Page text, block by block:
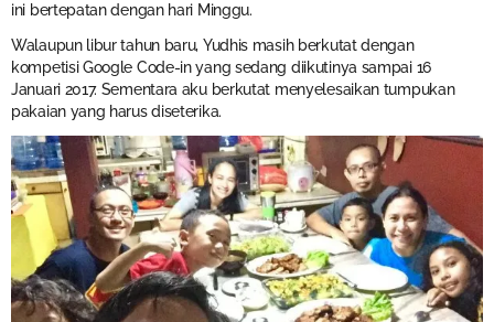
ini bertepatan dengan hari Minggu.
Walaupun libur tahun baru, Yudhis masih berkutat dengan
kompetisi Google Code-in yang sedang diikutinya sampai 16
Januari 2017. Sementara aku berkutat menyelesaikan tumpukan
pakaian yang harus diseterika.